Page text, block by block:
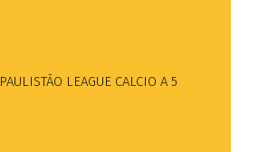
PAULISTÃO LEAGUE CALCIO A 5